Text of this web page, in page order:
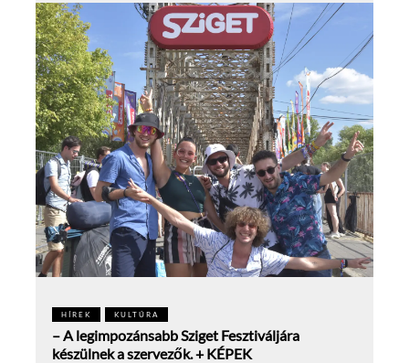
HÍREK KULTÚRA
– A legimpozánsabb Sziget Fesztiváljára
készülnek a szervezők. + KÉPEK